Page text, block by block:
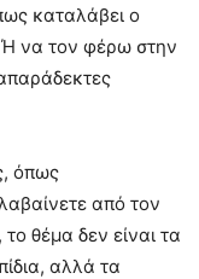
καταλάβει ο
Ή να τον φέρω στην
όπως
από τον
το θέμα δεν είναι τα
αλλά τα